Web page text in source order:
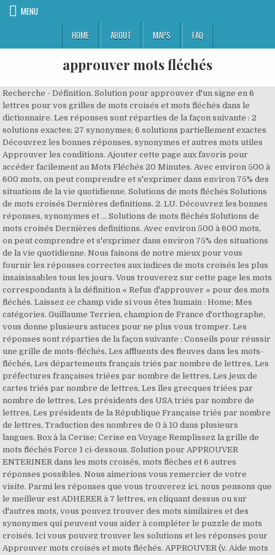
MENU
HOME
ABOUT MAPS FAQ
approuver mots fléchés
Recherche - Définition. Solution pour approuver d'un signe en 6
lettres pour vos grilles de mots croisés et mots fléchés dans le
dictionnaire. Les réponses sont réparties de la façon suivante : 2
solutions exactes; 27 synonymes; 6 solutions partiellement exactes
Découvrez les bonnes réponses, synonymes et autres mots utiles
Approuver les conditions. Ajouter cette page aux favoris pour
accéder facilement au Mots Fléchés 20 Minutes. Avec environ 500 à
600 mots, on peut comprendre et s'exprimer dans environ 75% des
situations de la vie quotidienne. Solutions de mots fléchés Solutions
de mots croisés Dernières definitions. 2. LU. Découvrez les bonnes
réponses, synonymes et … Solutions de mots fléchés Solutions de
mots croisés Dernières definitions. Avec environ 500 à 600 mots,
on peut comprendre et s'exprimer dans environ 75% des situations
de la vie quotidienne. Nous faisons de notre mieux pour vous
fournir les réponses correctes aux indices de mots croisés les plus
insaisissables tous les jours. Vous trouverez sur cette page les mots
correspondants à la définition « Refus d'approuver » pour des mots
fléchés. Laissez ce champ vide si vous êtes humain : Home; Mes
catégories. Guillaume Terrien, champion de France d'orthographe,
vous donne plusieurs astuces pour ne plus vous tromper. Les
réponses sont réparties de la façon suivante : Conseils pour réussir
une grille de mots-fléchés, Les affluents des fleuves dans les mots-
fléchés, Les départements français triés par nombre de lettres, Les
préfectures françaises triées par nombre de lettres, Les jeux de
cartes triés par nombre de lettres, Les îles grecques triées par
nombre de lettres, Les présidents des USA triés par nombre de
lettres, Les présidents de la République Française triés par nombre
de lettres, Traduction des nombres de 0 à 10 dans plusieurs
langues. Box à la Cerise; Cerise en Voyage Remplissez la grille de
mots fléchés Force 1 ci-dessous. Solution pour APPROUVER
ENTERINER dans les mots croisés, mots flèches et 6 autres
réponses possibles. Nous aimerions vous remercier de votre
visite. Parmi les réponses que vous trouverez ici, nous pensons que
le meilleur est ADHERER à 7 lettres, en cliquant dessus ou sur
d'autres mots, vous pouvez trouver des mots similaires et des
synonymes qui peuvent vous aider à compléter le puzzle de mots
croisés. Ici vous pouvez trouver les solutions et les réponses pour
Approuver mots croisés et mots fléchés. APPROUVER (v. Aide mots